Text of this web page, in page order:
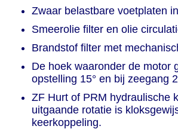
Zwaar belastbare voetplaten
Smeerolie filter en olie
Brandstof filter met
De hoek waaronder de motor
opstelling 15° en bij zeegang
ZF Hurt of PRM hydraulische
uitgaande rotatie is
keerkoppeling.